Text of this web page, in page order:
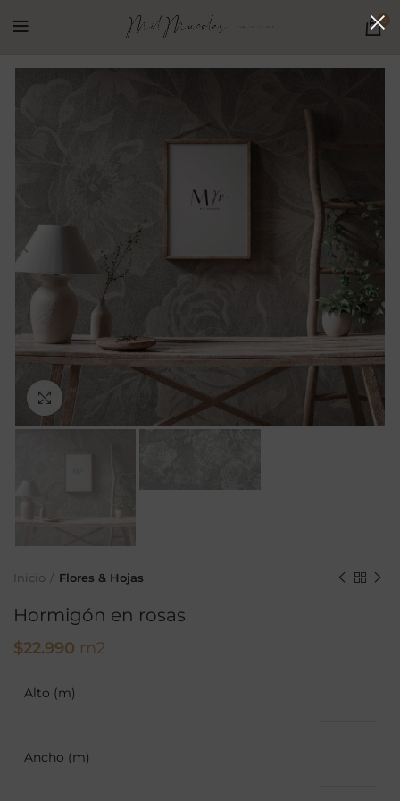
0
Inicio Flores & Hojas
Hormigón en rosas
$22.990 m2
Alto (m)
Ancho (m)